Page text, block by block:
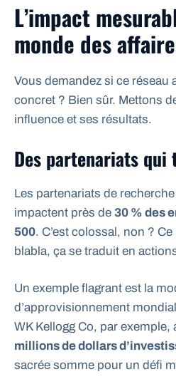
L’impact
monde des
Vous demandez si ce réseau
concret ? Bien sûr. Mettons
influence et ses résultats.
Des partenariats
Les partenariats de
impactent près de 30 % des
500. C’est colossal, non ?
blabla, ça se traduit en
Un exemple flagrant est la
d’approvisionnement
WK Kellogg Co, par exemple,
millions de dollars
sacrée somme pour un défi